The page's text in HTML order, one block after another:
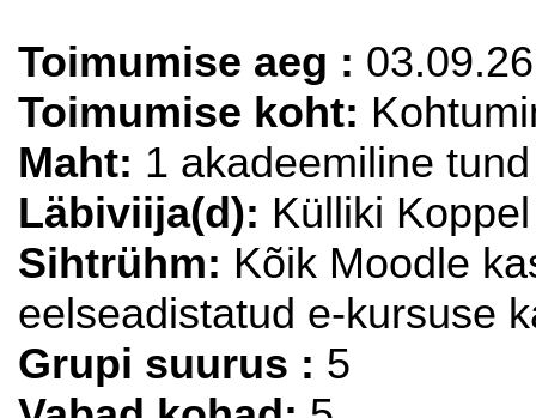
Toimumise aeg : 03.09.26
Toimumise koht:
Maht: 1 akadeemiline tund
Läbiviija(d): Külliki Koppel
Sihtrühm: Kõik Moodle
eelseadistatud e-kursuse
Grupi suurus : 5